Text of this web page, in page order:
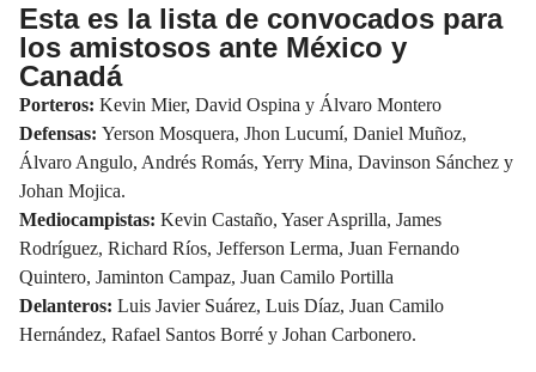
Esta es la lista de convocados para
los amistosos ante México y
Canadá
Porteros: Kevin Mier, David Ospina y Álvaro Montero
Defensas: Yerson Mosquera, Jhon Lucumí, Daniel Muñoz,
Álvaro Angulo, Andrés Romás, Yerry Mina, Davinson Sánchez y
Johan Mojica.
Mediocampistas: Kevin Castaño, Yaser Asprilla, James
Rodríguez, Richard Ríos, Jefferson Lerma, Juan Fernando
Quintero, Jaminton Campaz, Juan Camilo Portilla
Delanteros: Luis Javier Suárez, Luis Díaz, Juan Camilo
Hernández, Rafael Santos Borré y Johan Carbonero.